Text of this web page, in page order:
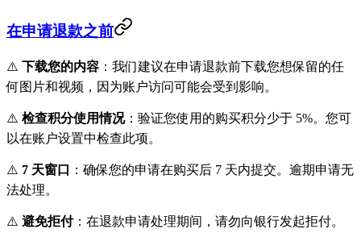
在申请退款之前
⚠️ 下载您的内容 ：我们建议在申请退款前下载您想保留的任
何图片和视频，因为账户访问可能会受到影响。
⚠️ 检查积分使用情况：验证您使用的购买积分少于 5%。您可
以在账户设置中检查此项。
⚠️ 7 天窗口
：确保您的申请在购买后 7 天内提交。逾期申请无
法处理。
⚠️ 避免拒付：在退款申请处理期间，请勿向银行发起拒付。